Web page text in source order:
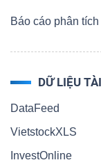
Báo cáo phân tích
DỮ LIỆU
DataFeed
VietstockXLS
InvestOnline